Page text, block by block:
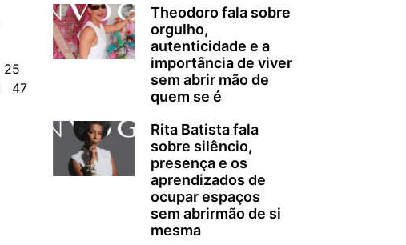
25
47
Theodoro fala sobre
orgulho,
autenticidade e a
importância de viver
sem abrir mão de
quem se é
Rita Batista fala
sobre silêncio,
presença e os
aprendizados de
ocupar espaços
sem abrirmão de si
mesma